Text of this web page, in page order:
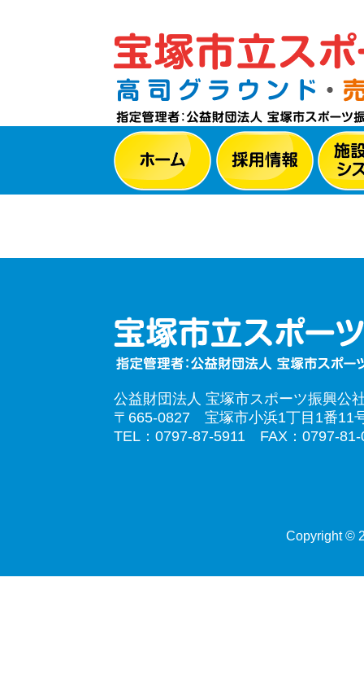
公益財団法人 宝塚市スポーツ振興公
〒665-0827 宝塚市小浜1丁目1番11
TEL：0797-87-5911 FAX：0797-81-
Copyright ©